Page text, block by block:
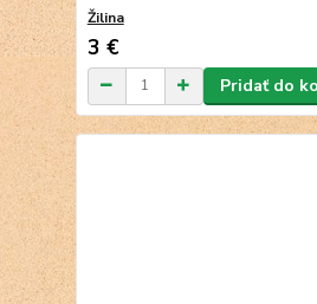
Žilina
3 €
Pridať do